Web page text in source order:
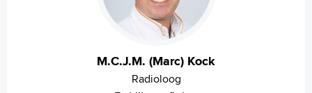
M.C.J.M. (Marc) Kock
Radioloog